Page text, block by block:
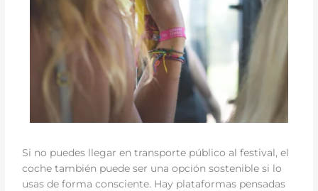
Si no puedes llegar en transporte público al festival, el
coche también puede ser una opción sostenible si lo
usas de forma consciente. Hay plataformas pensadas